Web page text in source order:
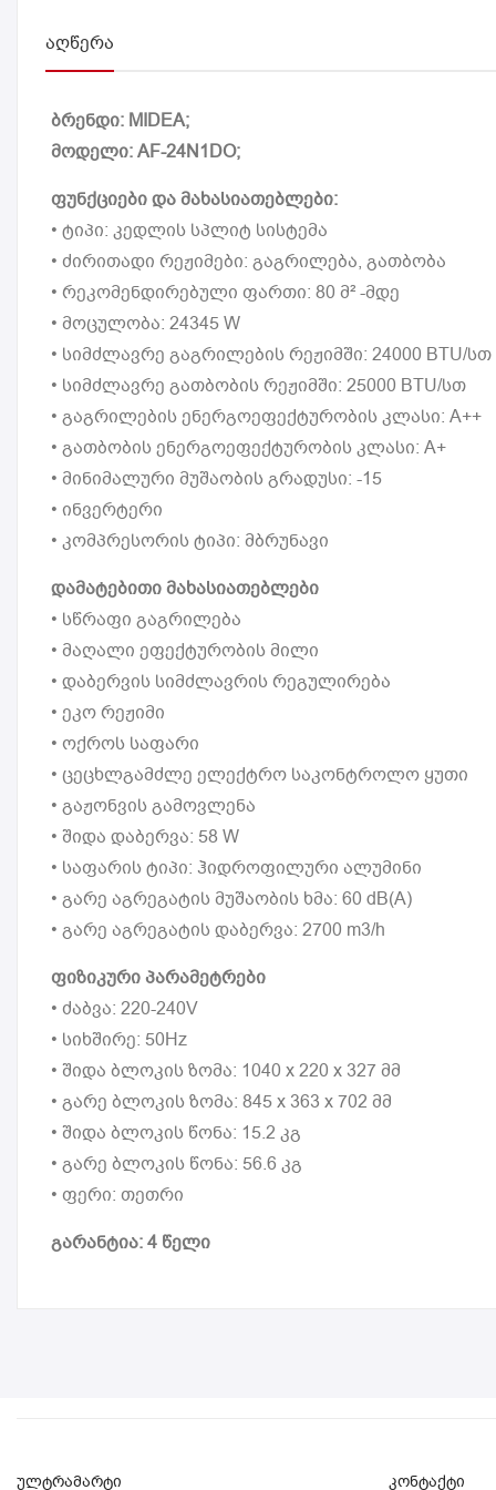
ᲐᲦᲬᲔᲠᲐ
ბრენდი: MIDEA;
მოდელი: AF-24N1DO;
ფუნქციები და მახასიათებლები:
• ტიპი: კედლის სპლიტ სისტემა
• ძირითადი რეჟიმები: გაგრილება, გათბობა
• რეკომენდირებული ფართი: 80 მ² -მდე
• მოცულობა: 24345 W
• სიმძლავრე გაგრილების რეჟიმში: 24000 BTU/სთ
• სიმძლავრე გათბობის რეჟიმში: 25000 BTU/სთ
• გაგრილების ენერგოეფექტურობის კლასი: A++
• გათბობის ენერგოეფექტურობის კლასი: A+
• მინიმალური მუშაობის გრადუსი: -15
• ინვერტერი
• კომპრესორის ტიპი: მბრუნავი
დამატებითი მახასიათებლები
• სწრაფი გაგრილება
• მაღალი ეფექტურობის მილი
• დაბერვის სიმძლავრის რეგულირება
• ეკო რეჟიმი
• ოქროს საფარი
• ცეცხლგამძლე ელექტრო საკონტროლო ყუთი
• გაჟონვის გამოვლენა
• შიდა დაბერვა: 58 W
• საფარის ტიპი: ჰიდროფილური ალუმინი
• გარე აგრეგატის მუშაობის ხმა: 60 dB(A)
• გარე აგრეგატის დაბერვა: 2700 m3/h
ფიზიკური პარამეტრები
• ძაბვა: 220-240V
• სიხშირე: 50Hz
• შიდა ბლოკის ზომა: 1040 x 220 x 327 მმ
• გარე ბლოკის ზომა: 845 x 363 x 702 მმ
• შიდა ბლოკის წონა: 15.2 კგ
• გარე ბლოკის წონა: 56.6 კგ
• ფერი: თეთრი
გარანტია: 4 წელი
ულტრამარტი კონტაქტი